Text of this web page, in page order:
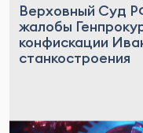
Верховный Суд
жалобы
конфискации
станкостроения